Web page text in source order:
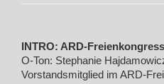
INTRO: ARD-
O-Ton: Stephanie
Vorstandsmitglied im ARD-